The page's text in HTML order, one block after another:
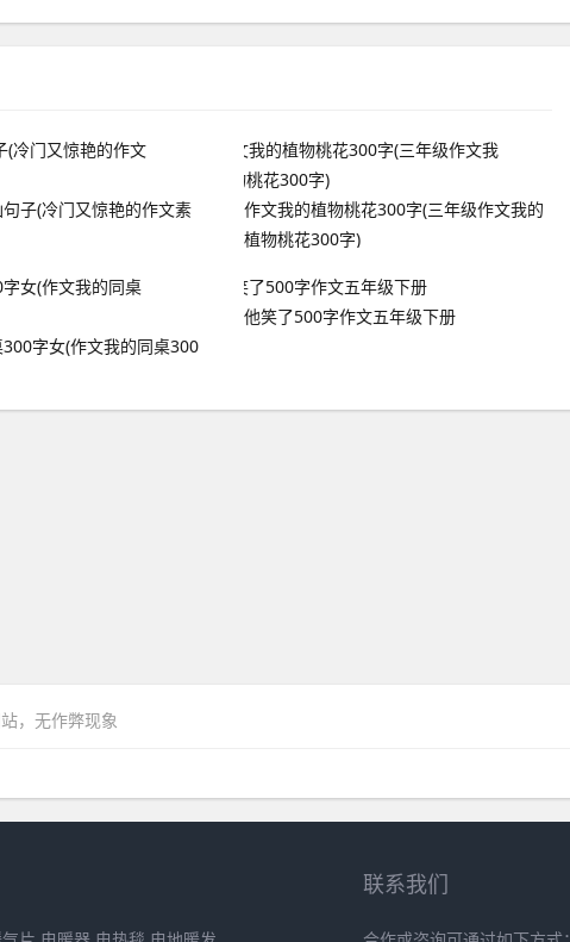
子(冷门又惊艳的作文素
作文我的植物桃花300字(三年级作文我的
植物桃花300字)
字女(作文我的同桌300
他笑了500字作文五年级下册
，无作弊现象
联系我们